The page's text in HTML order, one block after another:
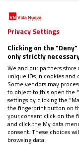
épocas.
Un sistema
Para León XIV,
inteligencia
bien común, a la
cuando se
fustiga la
Privacy Settings
Clicking on the
only strictly
We and our partners
unique IDs in cookies and
Some vendors may
to object to this open the
settings by clicking the
the fingerprint button on
your consent click on the
and click the My data
consent. These choices
browsing data.